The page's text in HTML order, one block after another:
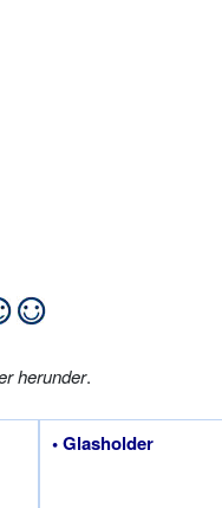
herunder.
• Glasholder